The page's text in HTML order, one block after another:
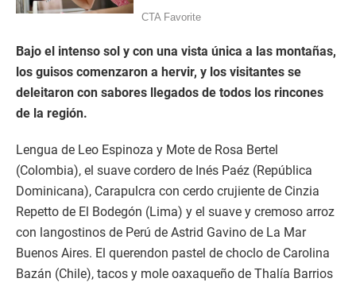
Bajo el intenso sol y con una vista única a las montañas,
los guisos comenzaron a hervir, y los visitantes se
deleitaron con sabores llegados de todos los rincones
de la región.
Lengua de Leo Espinoza y Mote de Rosa Bertel
(Colombia), el suave cordero de Inés Paéz (República
Dominicana), Carapulcra con cerdo crujiente de Cinzia
Repetto de El Bodegón (Lima) y el suave y cremoso arroz
con langostinos de Perú de Astrid Gavino de La Mar
Buenos Aires. El querendon pastel de choclo de Carolina
Bazán (Chile), tacos y mole oaxaqueño de Thalía Barrios